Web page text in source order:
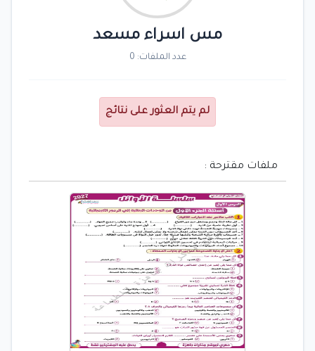
مس اسراء مسعد
عدد الملفات: 0
لم يتم العثور على نتائج
ملفات مقترحة :